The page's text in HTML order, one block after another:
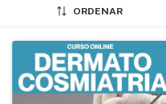
ORDENAR